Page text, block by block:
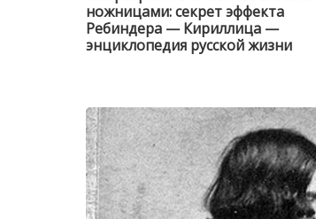
ножницами: секрет эффекта
Ребиндера — Кириллица —
энциклопедия русской жизни